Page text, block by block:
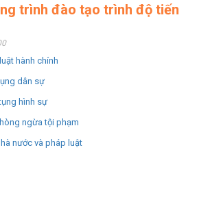
trình đào tạo trình độ tiến
hành chính
dân sự
hình sự
ngừa tội phạm
nước và pháp luật